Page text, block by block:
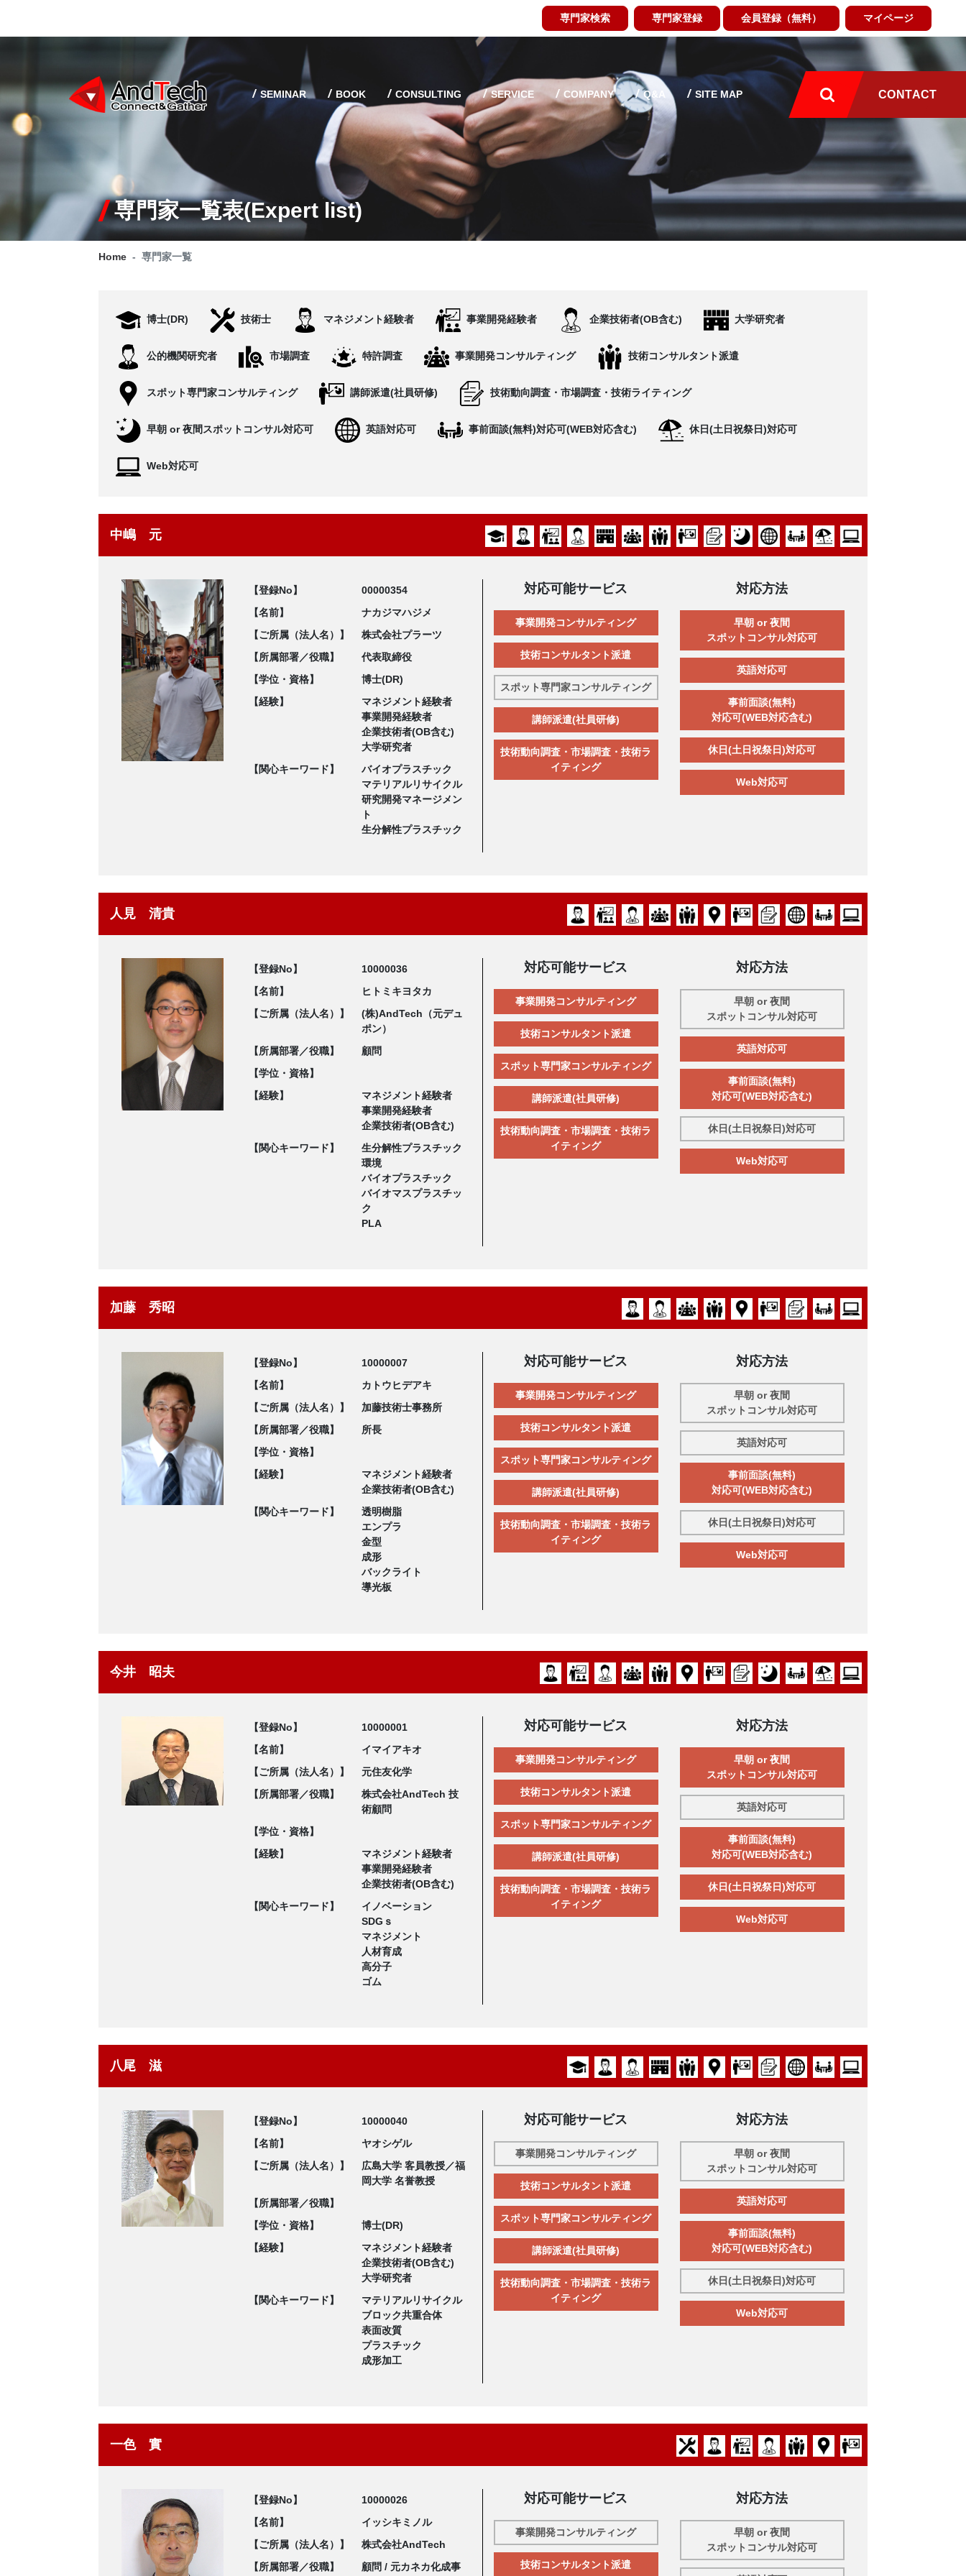
専門家検索 専門家登録 会員登録（無料） マイページ
SEMINAR BOOK CONSULTING SERVICE COMPANY Q&A SITE MAP CONTACT
専門家一覧表(Expert list)
Home 専門家一覧
博士(DR) 技術士 マネジメント経験者 事業開発経験者 企業技術者(OB含む) 大学研究者
公的機関研究者 市場調査 特許調査 事業開発コンサルティング 技術コンサルタント派遣
スポット専門家コンサルティング 講師派遣(社員研修) 技術動向調査・市場調査・技術ライティング
早朝 or 夜間スポットコンサル対応可 英語対応可 事前面談(無料)対応可(WEB対応含む) 休日(土日祝祭日)対応可
Web対応可
中嶋 元
【登録No】
00000354
【名前】
ナカジマハジメ
【ご所属（法人名）】
株式会社プラーツ
【所属部署／役職】
代表取締役
【学位・資格】
博士(DR)
【経験】
マネジメント経験者
事業開発経験者
企業技術者(OB含む)
大学研究者
【関心キーワード】
バイオプラスチック
マテリアルリサイクル
研究開発マネージメン
ト
生分解性プラスチック
対応可能サービス
事業開発コンサルティング
技術コンサルタント派遣
スポット専門家コンサルティング
講師派遣(社員研修)
技術動向調査・市場調査・技術ラ
イティング
対応方法
早朝 or 夜間
スポットコンサル対応可
英語対応可
事前面談(無料)
対応可(WEB対応含む)
休日(土日祝祭日)対応可
Web対応可
人見 清貴
【登録No】
10000036
【名前】
ヒトミキヨタカ
【ご所属（法人名）】
(株)AndTech（元デュ
ポン）
【所属部署／役職】
顧問
【学位・資格】
【経験】
マネジメント経験者
事業開発経験者
企業技術者(OB含む)
【関心キーワード】
生分解性プラスチック
環境
バイオプラスチック
バイオマスプラスチッ
ク
PLA
対応可能サービス
事業開発コンサルティング
技術コンサルタント派遣
スポット専門家コンサルティング
講師派遣(社員研修)
技術動向調査・市場調査・技術ラ
イティング
対応方法
早朝 or 夜間
スポットコンサル対応可
英語対応可
事前面談(無料)
対応可(WEB対応含む)
休日(土日祝祭日)対応可
Web対応可
加藤 秀昭
【登録No】
10000007
【名前】
カトウヒデアキ
【ご所属（法人名）】
加藤技術士事務所
【所属部署／役職】
所長
【学位・資格】
【経験】
マネジメント経験者
企業技術者(OB含む)
【関心キーワード】
透明樹脂
エンプラ
金型
成形
バックライト
導光板
対応可能サービス
事業開発コンサルティング
技術コンサルタント派遣
スポット専門家コンサルティング
講師派遣(社員研修)
技術動向調査・市場調査・技術ラ
イティング
対応方法
早朝 or 夜間
スポットコンサル対応可
英語対応可
事前面談(無料)
対応可(WEB対応含む)
休日(土日祝祭日)対応可
Web対応可
今井 昭夫
【登録No】
10000001
【名前】
イマイアキオ
【ご所属（法人名）】
元住友化学
【所属部署／役職】
株式会社AndTech 技
術顧問
【学位・資格】
【経験】
マネジメント経験者
事業開発経験者
企業技術者(OB含む)
【関心キーワード】
イノベーション
SDGｓ
マネジメント
人材育成
高分子
ゴム
対応可能サービス
事業開発コンサルティング
技術コンサルタント派遣
スポット専門家コンサルティング
講師派遣(社員研修)
技術動向調査・市場調査・技術ラ
イティング
対応方法
早朝 or 夜間
スポットコンサル対応可
英語対応可
事前面談(無料)
対応可(WEB対応含む)
休日(土日祝祭日)対応可
Web対応可
八尾 滋
【登録No】
10000040
【名前】
ヤオシゲル
【ご所属（法人名）】
広島大学 客員教授／福
岡大学 名誉教授
【所属部署／役職】
【学位・資格】
博士(DR)
【経験】
マネジメント経験者
企業技術者(OB含む)
大学研究者
【関心キーワード】
マテリアルリサイクル
ブロック共重合体
表面改質
プラスチック
成形加工
対応可能サービス
事業開発コンサルティング
技術コンサルタント派遣
スポット専門家コンサルティング
講師派遣(社員研修)
技術動向調査・市場調査・技術ラ
イティング
対応方法
早朝 or 夜間
スポットコンサル対応可
英語対応可
事前面談(無料)
対応可(WEB対応含む)
休日(土日祝祭日)対応可
Web対応可
一色 實
【登録No】
10000026
【名前】
イッシキミノル
【ご所属（法人名）】
株式会社AndTech
【所属部署／役職】
顧問 / 元カネカ化成事
対応可能サービス
事業開発コンサルティング
技術コンサルタント派遣
対応方法
早朝 or 夜間
スポットコンサル対応可